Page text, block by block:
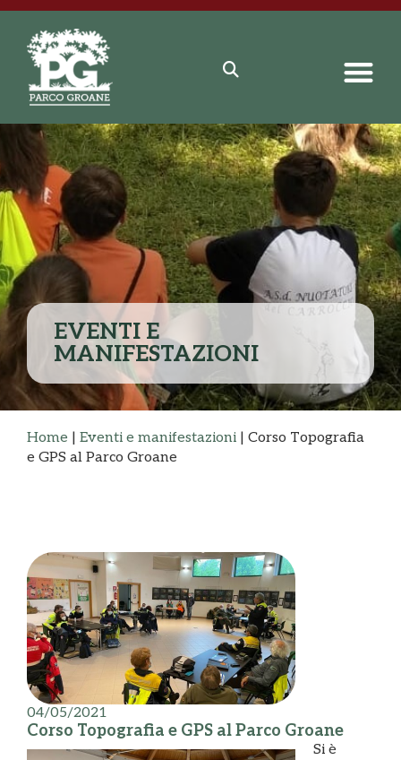
EVENTI E
MANIFESTAZIONI
Home | Eventi e manifestazioni | Corso Topografia
e GPS al Parco Groane
04/05/2021
Corso Topografia e GPS al Parco Groane
Si è